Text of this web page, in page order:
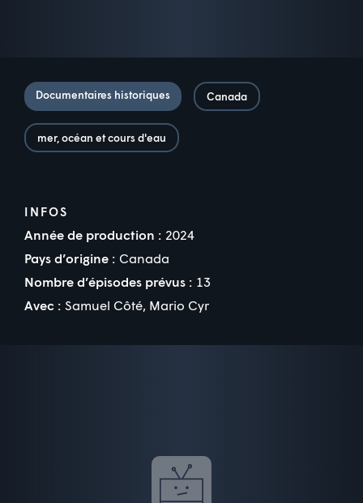
Documentaires historiques Canada
mer, océan et cours d'eau
INFOS
Année de production : 2024
Pays d’origine : Canada
Nombre d’épisodes prévus : 13
Avec : Samuel Côté, Mario Cyr